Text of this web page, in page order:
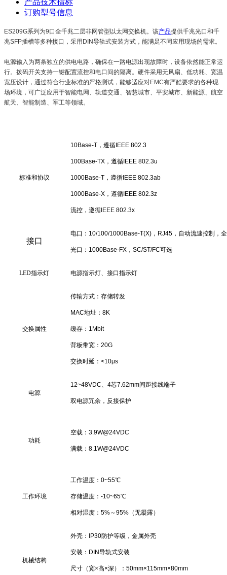
订购型号信息
ES209G系列为9口全千兆二层非网管型以太网交换机。该产品提供千兆光口和千
兆SFP插槽等多种接口，采用DIN导轨式安装方式，能满足不同应用现场的需求。
电源输入为两条独立的供电电路，确保在一路电源出现故障时，设备依然能正常运
行。拨码开关支持一键配置流控和电口间的隔离。硬件采用无风扇、低功耗、宽温
宽压设计，通过符合行业标准的严格测试，能够适应对EMC有严酷要求的各种现
场环境，可广泛应用于智能电网、轨道交通、智慧城市、平安城市、新能源、航空
航天、智能制造、军工等领域。
标准和协议
10Base-T，遵循IEEE 802.3
100Base-TX，遵循IEEE 802.3u
1000Base-T，遵循IEEE 802.3ab
1000Base-X，遵循IEEE 802.3z
流控，遵循IEEE 802.3x
接口
电口：10/100/1000Base-T(X)，RJ45，自动流速控制，
光口：1000Base-FX，SC/ST/FC可选
LED指示灯 电源指示灯、接口指示灯
交换属性
传输方式：存储转发
MAC地址：8K
缓存：1Mbit
背板带宽：20G
交换时延：<10μs
电源
12~48VDC、4芯7.62mm间距接线端子
双电源冗余，反接保护
功耗
空载：3.9W@24VDC
满载：8.1W@24VDC
工作环境
工作温度：0~55℃
存储温度：-10~65℃
相对湿度：5%～95%（无凝露）
机械结构
外壳：IP30防护等级，金属外壳
安装：DIN导轨式安装
尺寸（宽×高×深）：50mm×115mm×80mm